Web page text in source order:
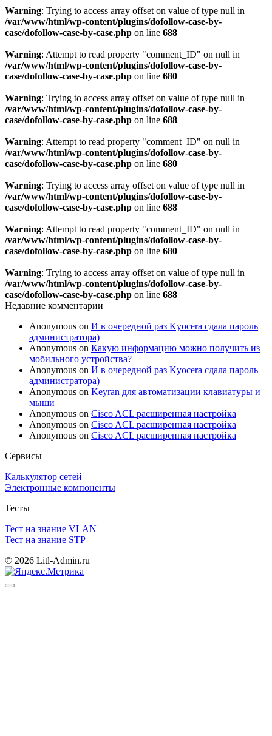
Warning: Trying to access array offset on value of type null in
/var/www/html/wp-content/plugins/dofollow-case-by-
case/dofollow-case-by-case.php on line 688
Warning: Attempt to read property "comment_ID" on null in
/var/www/html/wp-content/plugins/dofollow-case-by-
case/dofollow-case-by-case.php on line 680
Warning: Trying to access array offset on value of type null in
/var/www/html/wp-content/plugins/dofollow-case-by-
case/dofollow-case-by-case.php on line 688
Warning: Attempt to read property "comment_ID" on null in
/var/www/html/wp-content/plugins/dofollow-case-by-
case/dofollow-case-by-case.php on line 680
Warning: Trying to access array offset on value of type null in
/var/www/html/wp-content/plugins/dofollow-case-by-
case/dofollow-case-by-case.php on line 688
Warning: Attempt to read property "comment_ID" on null in
/var/www/html/wp-content/plugins/dofollow-case-by-
case/dofollow-case-by-case.php on line 680
Warning: Trying to access array offset on value of type null in
/var/www/html/wp-content/plugins/dofollow-case-by-
case/dofollow-case-by-case.php on line 688
Недавние комментарии
Anonymous on И в очередной раз Kyocera сдала пароль
администратора)
Anonymous on Какую информацию можно получить из
мобильного устройства?
Anonymous on И в очередной раз Kyocera сдала пароль
администратора)
Anonymous on Keyran для автоматизации клавиатуры и
мыши
Anonymous on Cisco ACL расширенная настройка
Anonymous on Cisco ACL расширенная настройка
Anonymous on Cisco ACL расширенная настройка
Сервисы
Калькулятор сетей
Электронные компоненты
Тесты
Тест на знание VLAN
Тест на знание STP
© 2026 Litl-Admin.ru